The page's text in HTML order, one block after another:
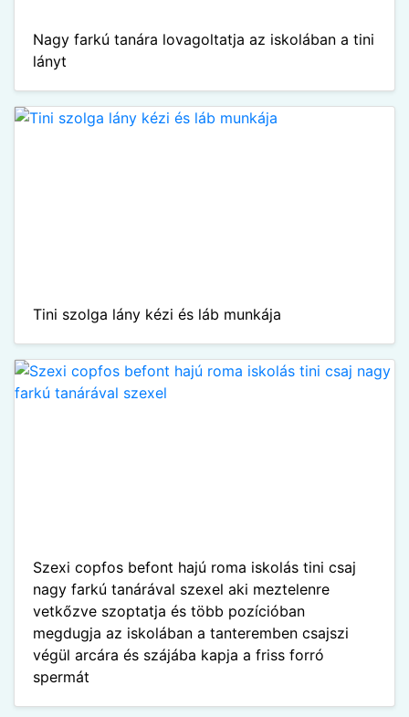
Nagy farkú tanára lovagoltatja az iskolában a tini
lányt
Tini szolga lány kézi és láb munkája
Szexi copfos befont hajú roma iskolás tini csaj
nagy farkú tanárával szexel aki meztelenre
vetkőzve szoptatja és több pozícióban
megdugja az iskolában a tanteremben csajszi
végül arcára és szájába kapja a friss forró
spermát